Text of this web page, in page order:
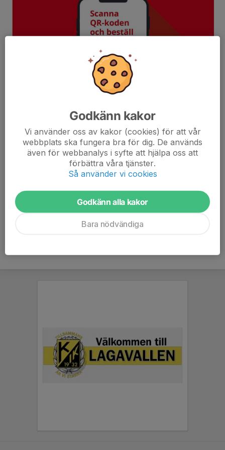
QR cod för beställning
Beställning av träningskläder
Godkänn kakor
Vi använder oss av kakor (cookies) för att vår
webbplats ska fungera bra för dig. De används
även för webbanalys i syfte att hjälpa oss att
förbättra våra tjänster.
Så använder vi cookies
Godkänn alla kakor
Bara nödvändiga